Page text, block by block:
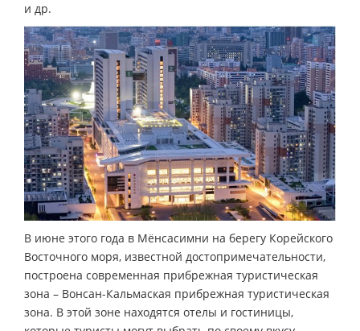
и др.
В июне этого года в Мёнсасимни на берегу Корейского
Восточного моря, известной достопримечательности,
построена современная прибрежная туристическая
зона – Вонсан-Кальмаская прибрежная туристическая
зона. В этой зоне находятся отелы и гостиницы,